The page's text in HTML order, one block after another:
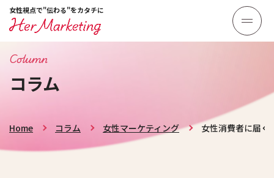
女性視点で"伝わる"をカタチに
Column
コラム
Home コラム 女性マーケティング 女性消費者に届く